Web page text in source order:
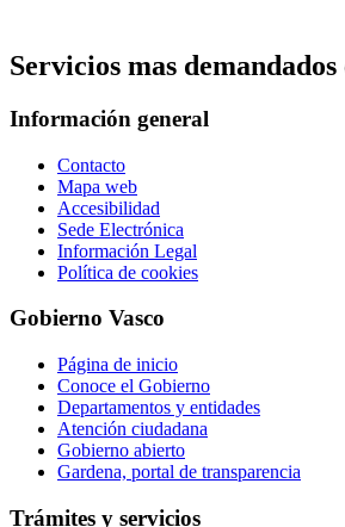
Servicios mas
Información general
Contacto
Mapa web
Accesibilidad
Sede Electrónica
Información Legal
Política de cookies
Gobierno Vasco
Página de inicio
Conoce el Gobierno
Departamentos y entidades
Atención ciudadana
Gobierno abierto
Gardena, portal de transparencia
Trámites y servicios